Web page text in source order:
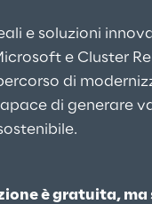
e soluzioni
e Cluster
di
di generare
è gratuita,